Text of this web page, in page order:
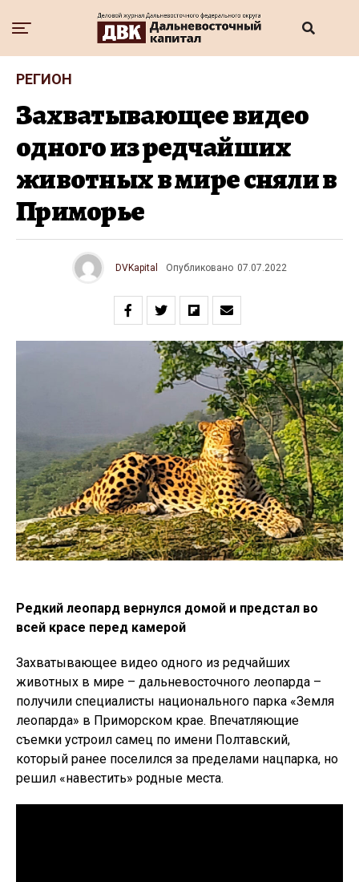
РЕГИОН
Захватывающее видео
одного из редчайших
животных в мире сняли в
Приморье
DVKapital Опубликовано 07.07.2022
Редкий леопард вернулся домой и предстал во
всей красе перед камерой
Захватывающее видео одного из редчайших
животных в мире – дальневосточного леопарда –
получили специалисты национального парка «Земля
леопарда» в Приморском крае. Впечатляющие
съемки устроил самец по имени Полтавский,
который ранее поселился за пределами нацпарка, но
решил «навестить» родные места.